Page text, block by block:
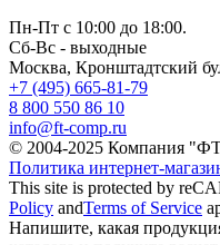
Пн-Пт с 10:00 до 18:00.
Сб-Вс - выходные
Москва, Кронштадтский
+7 (495) 665-81-79
8 800 550 86 10
info@ft-comp.ru
© 2004-2025 Компания
Политика интернет-
This site is protected by
Policy andTerms of Service
Напишите, какая